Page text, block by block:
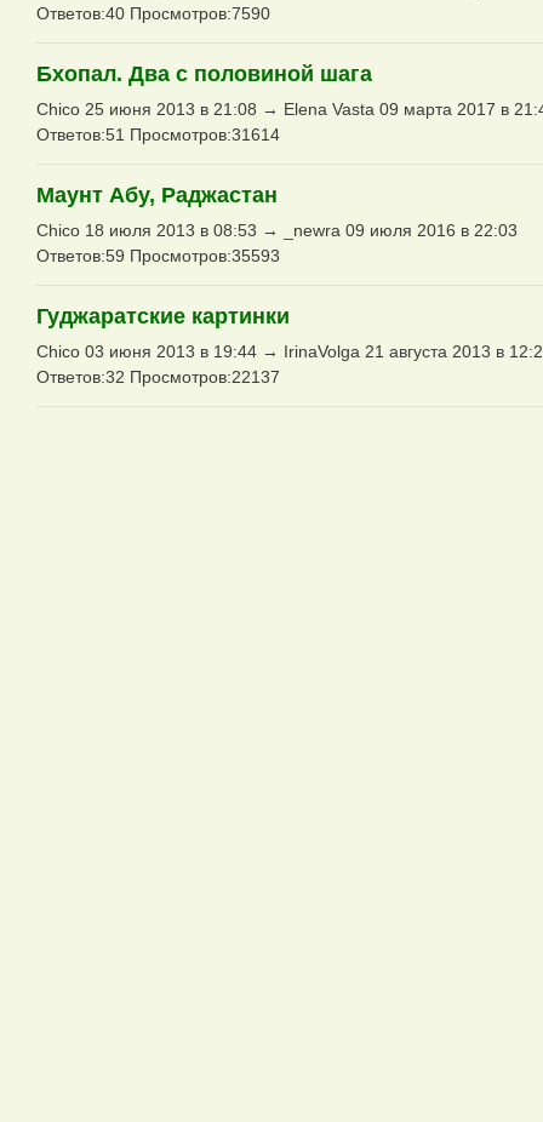
Ответов:40 Просмотров:7590
Бхопал. Два с половиной шага
Chico 25 июня 2013 в 21:08 → Elena Vasta 09 марта 2017 в
Ответов:51 Просмотров:31614
Маунт Абу, Раджастан
Chico 18 июля 2013 в 08:53 → _newra 09 июля 2016 в 22:03
Ответов:59 Просмотров:35593
Гуджаратские картинки
Chico 03 июня 2013 в 19:44 → IrinaVolga 21 августа 2013 в
Ответов:32 Просмотров:22137